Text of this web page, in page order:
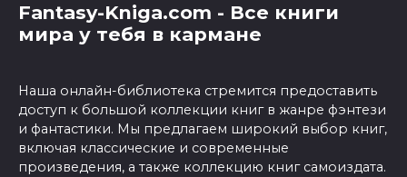
Fantasy-Kniga.com - Все книги
мира у тебя в кармане
Наша онлайн-библиотека стремится предоставить
доступ к большой коллекции книг в жанре фэнтези
и фантастики. Мы предлагаем широкий выбор книг,
включая классические и современные
произведения, а также коллекцию книг самоиздата.